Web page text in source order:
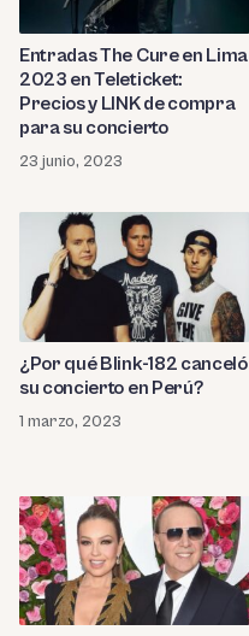
Entradas The Cure en Lima
2023 en Teleticket:
Precios y LINK de compra
para su concierto
23 junio, 2023
¿Por qué Blink-182 canceló
su concierto en Perú?
1 marzo, 2023